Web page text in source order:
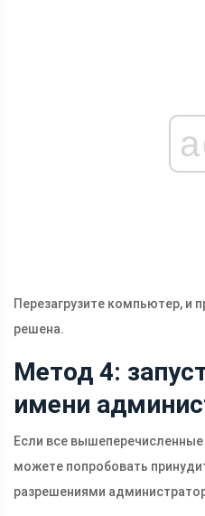
Перезагрузите компьютер, и
решена.
Метод 4:
имени
Если все
можете попробовать
разрешениями